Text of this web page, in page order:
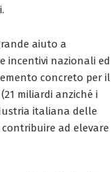
aiuto a
incentivi nazionali ed
concreto per il
miliardi anziché i
italiana delle
ad elevare